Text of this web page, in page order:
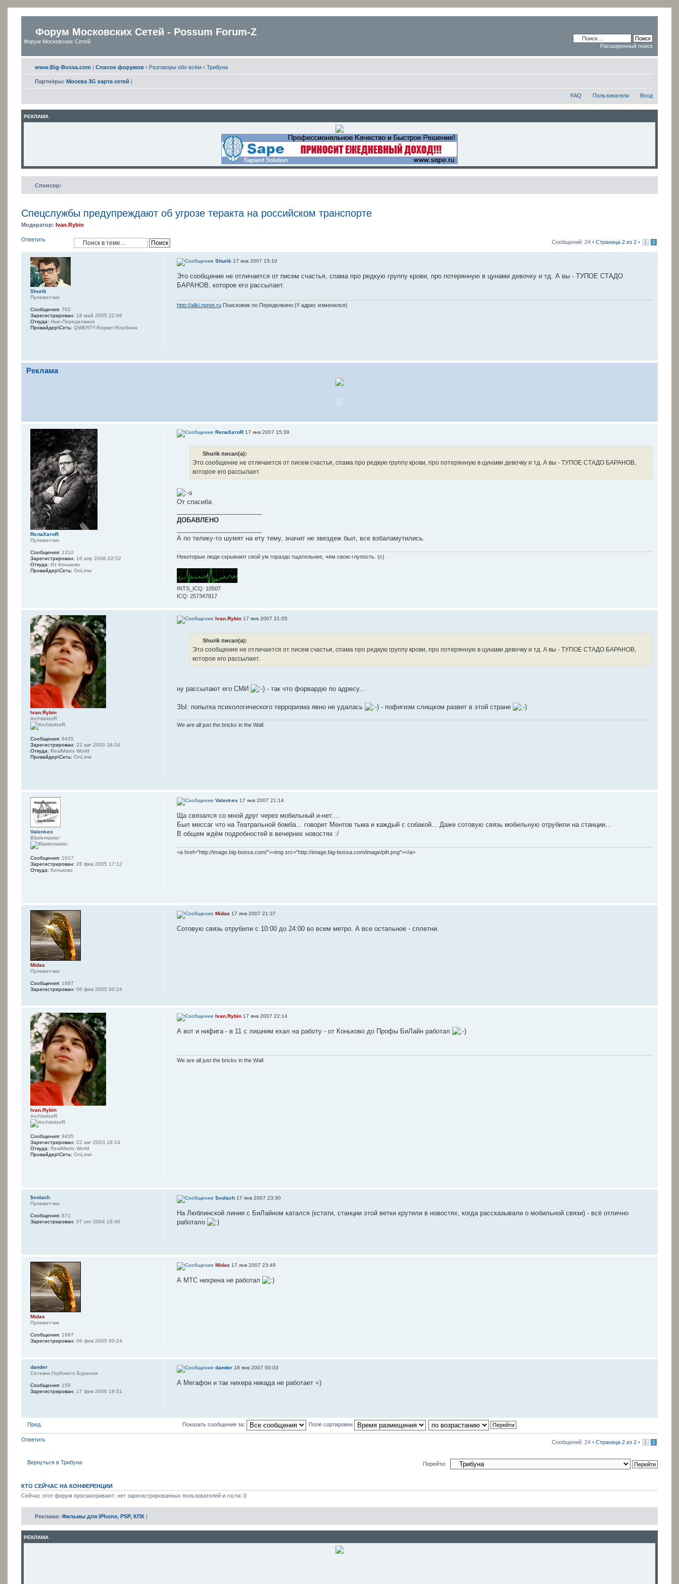
Форум Московских Сетей - Possum Forum-Z
Форум Московских Сетей
Расширенный поиск
www.Big-Bossa.com | Список форумов ‹ Разговоры обо всём ‹ Трибуна
Партнёры: Москва 3G карта сетей |
FAQ Пользователи Вход
РЕКЛАМА
Спонсор:
Спецслужбы предупреждают об угрозе теракта на российском транспорте
Модератор: Ivan.Rybin
Ответить Сообщений: 24 • Страница 2 из 2 • 1 2
Shurik 17 янв 2007 15:10
Это сообщение не отличается от писем счастья, спама про редкую группу крови, про потерянную в цунами девочку и тд. А вы - ТУПОЕ СТАДО
БАРАНОВ, которое его рассылает.
http://aliki.npnet.ruПоисковик по Переделкино (!! адрес изменился)
Shurik
Пулеметчик
Сообщения: 702
Зарегистрирован: 18 май 2005 22:06
Откуда: Нью-Переделкино
Провайдер\Сеть: QWERTY/Корвет/Корбина
Реклама
RелаXатоR17 янв 2007 15:39
Shurik писал(а):
Это сообщение не отличается от писем счастья, спама про редкую группу крови, про потерянную в цунами девочку и тд. А вы - ТУПОЕ СТАДО БАРАНОВ,
которое его рассылает.
От спасиба
ДОБАВЛЕНО
А по телику-то шумят на ету тему, значит не звездеж был, все взбаламутились.
Некоторые люди скрывают свой ум гораздо тщательнее, чем свою глупость. (с)
INTS_ICQ: 10507
ICQ: 257347817
RелаXатоR
Пулеметчик
Сообщения: 1310
Зарегистрирован: 16 апр 2006 02:52
Откуда: Из Коньково
Провайдер\Сеть: OnLime
Ivan.Rybin17 янв 2007 21:05
Shurik писал(а):
Это сообщение не отличается от писем счастья, спама про редкую группу крови, про потерянную в цунами девочку и тд. А вы - ТУПОЕ СТАДО БАРАНОВ,
которое его рассылает.
ну рассылают его СМИ - так что форвардю по адресу...
ЗЫ: попытка психологического терроризма явно не удалась - пофигизм слищком развит в этой стране
We are all just the bricks in the Wall
Ivan.Rybin
ArchitektoR
Сообщения: 9435
Зарегистрирован: 22 авг 2003 18:24
Откуда: RealMatrix World
Провайдер\Сеть: OnLime
Valent-ex17 янв 2007 21:14
Ща связался со мной друг через мобильный и-нет....
Был мессаг что на Театральной бомба... говорит Ментов тьма и каждый с собакой... Даже сотовую связь мобильную отрубили на станции...
В общем ждём подробностей в вечерних новостях :/
<a href="http://image.big-bossa.com/"><img src="http://image.big-bossa.com/image/pih.png"></a>
Valent-ex
Blademaster
Сообщения: 1617
Зарегистрирован: 28 фев 2005 17:12
Откуда: Коньково
Midas 17 янв 2007 21:37
Сотовую связь отрубили с 10:00 до 24:00 во всем метро. А все остальное - сплетни.
Midas
Пулеметчик
Сообщения: 1687
Зарегистрирован: 06 фев 2005 00:24
Ivan.Rybin17 янв 2007 22:14
А вот и нифига - в 11 с лишним ехал на работу - от Коньково до Профы БиЛайн работал
We are all just the bricks in the Wall
Ivan.Rybin
ArchitektoR
Сообщения: 9435
Зарегистрирован: 22 авг 2003 18:24
Откуда: RealMatrix World
Провайдер\Сеть: OnLime
$volach17 янв 2007 23:30
На Люблинской линии с БиЛайном катался (кстати, станции этой ветки крутили в новостях, когда рассказывали о мобильной связи) - всё отлично
работало
$volach
Пулеметчик
Сообщения: 871
Зарегистрирован: 07 окт 2004 16:46
Midas 17 янв 2007 23:49
А МТС нихрена не работал
Midas
Пулеметчик
Сообщения: 1687
Зарегистрирован: 06 фев 2005 00:24
dander18 янв 2007 00:03
А Мегафон и так нихера никада не работает =)
dander
Сетевик Глубокого Бурения
Сообщения: 159
Зарегистрирован: 17 фев 2006 19:51
Пред. Показать сообщения за: Поле сортировки
Ответить Сообщений: 24 • Страница 2 из 2 • 1 2
Вернуться в Трибуна Перейти:
КТО СЕЙЧАС НА КОНФЕРЕНЦИИ
Сейчас этот форум просматривают: нет зарегистрированных пользователей и гости: 0
Реклама: Фильмы для iPhone, PSP, КПК
РЕКЛАМА